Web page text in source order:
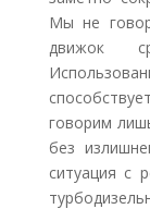
Мы не
движок
говорим
без
ситуация с